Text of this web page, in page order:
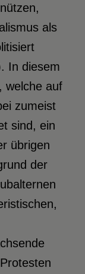
als
In diesem
welche auf
zumeist
sind, ein
übrigen
der